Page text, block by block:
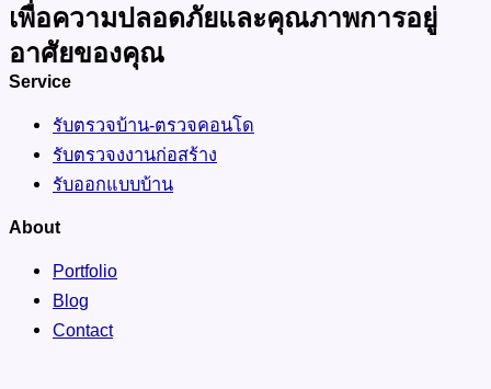
เพื่อความปลอดภัยและคุณภาพการอยู่
อาศัยของคุณ
Service
รับตรวจบ้าน-ตรวจคอนโด
รับตรวจงงานก่อสร้าง
รับออกแบบบ้าน
About
Portfolio
Blog
Contact